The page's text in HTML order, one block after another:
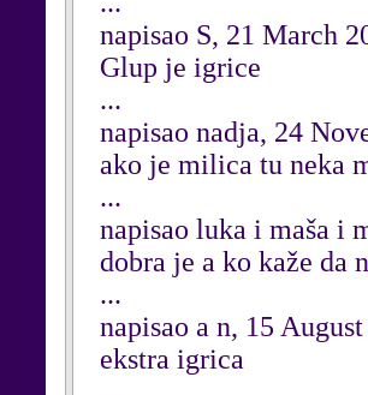
napisao S, 21 March
Glup je igrice
...
napisao nadja, 24
ako je milica tu neka
...
napisao luka i maša i
dobra je a ko kaže da
...
napisao a n, 15
ekstra igrica